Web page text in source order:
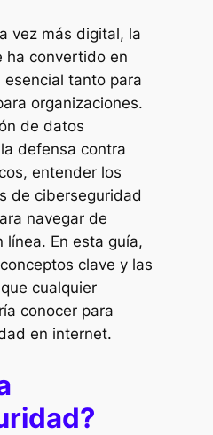
vez más digital, la
ha convertido en
esencial tanto para
organizaciones.
de datos
defensa contra
entender los
de ciberseguridad
navegar de
línea. En esta guía,
clave y las
cualquier
conocer para
en internet.